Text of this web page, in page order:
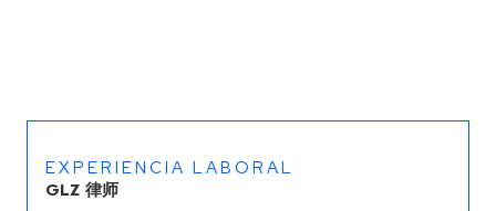
EXPERIENCIA LABORAL
GLZ 律师